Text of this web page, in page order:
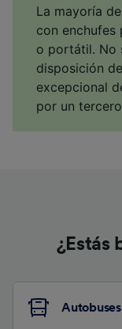
La mayoría
con enchufes
o portátil. No
disposición
excepcional
por un
¿Estás